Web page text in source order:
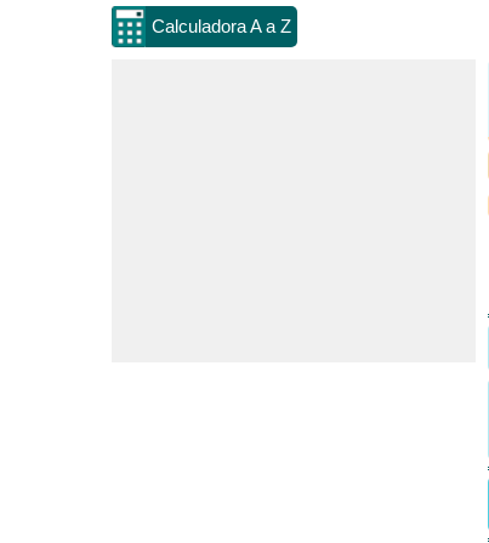
Calculadora A a Z